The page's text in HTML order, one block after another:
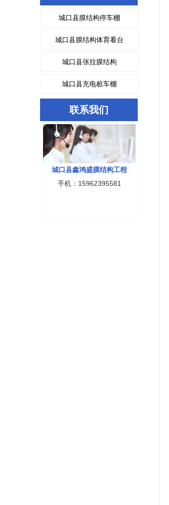
城口县膜结构停车棚
城口县膜结构体育看台
城口县张拉膜结构
城口县充电桩车棚
联系我们
城口县鑫鸿盛膜结构工程
手机：15962395581